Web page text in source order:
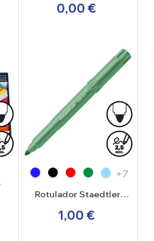
Noris 326
0,00 €
+7
Rotulador Staedtler
1,00 €